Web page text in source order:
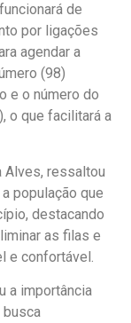
de
por ligações
agendar a
(98)
e o número do
o que facilitará a
Alves, ressaltou
população que
destacando
as filas e
e confortável.
a importância
busca